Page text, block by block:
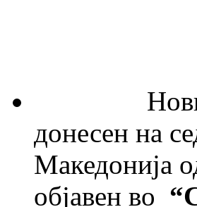
донесен на
Македонија
објавен во “